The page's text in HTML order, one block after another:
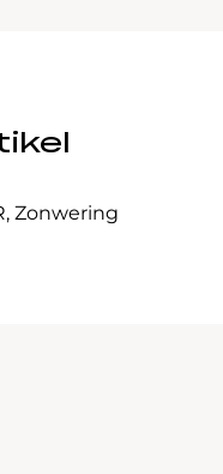
, Zonwering